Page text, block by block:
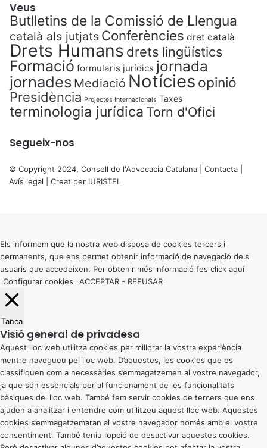
Veus
Butlletins de la Comissió de Llengua
català als jutjats Conferències dret català
Drets Humans drets lingüístics
Formació formularis jurídics jornada
jornades Mediació Notícies opinió
Presidència Projectes Internacionals Taxes
terminologia jurídica Torn d'Ofici
Segueix-nos
© Copyright 2024, Consell de l'Advocacia Catalana | Contacta
Avís legal | Creat per IURISTEL
button
Els informem que la nostra web disposa de cookies tercers i
permanents, que ens permet obtenir informació de navegació dels
usuaris que accedeixen. Per obtenir més informació fes click aquí
Configurar cookies
ACCEPTAR - REFUSAR
Tanca
Visió general de privadesa
Aquest lloc web utilitza cookies per millorar la vostra experiència
mentre navegueu pel lloc web. D’aquestes, les cookies que es
classifiquen com a necessàries s’emmagatzemen al vostre navegador,
ja que són essencials per al funcionament de les funcionalitats
bàsiques del lloc web. També fem servir cookies de tercers que ens
ajuden a analitzar i entendre com utilitzeu aquest lloc web. Aquestes
cookies s’emmagatzemaran al vostre navegador només amb el vostre
consentiment. També teniu l’opció de desactivar aquestes cookies.